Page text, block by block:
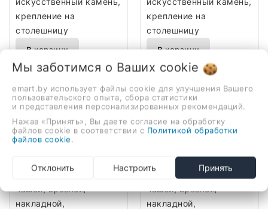
крепление на
столешницу
В корзину
крепление на
столешницу
В корзину
Умывальник Roxen Mila
90 3001190
90x45 см, с одной
чашей, врезной/
накладной,
Умывальник Roxen Mila
360,00 руб.
100x45 см, с одной
чашей, врезной/
накладной,
Мы заботимся о Ваших cookie
emart.by использует файлы cookie для улучшения Вашего
пользовательского опыта, сбора статистики
и представления персонализированных рекомендаций.
Нажав «Принять», Вы даете согласие на обработку
файлов cookie в соответствии с Политикой обработки
файлов cookie
Отклонить Настроить Принять